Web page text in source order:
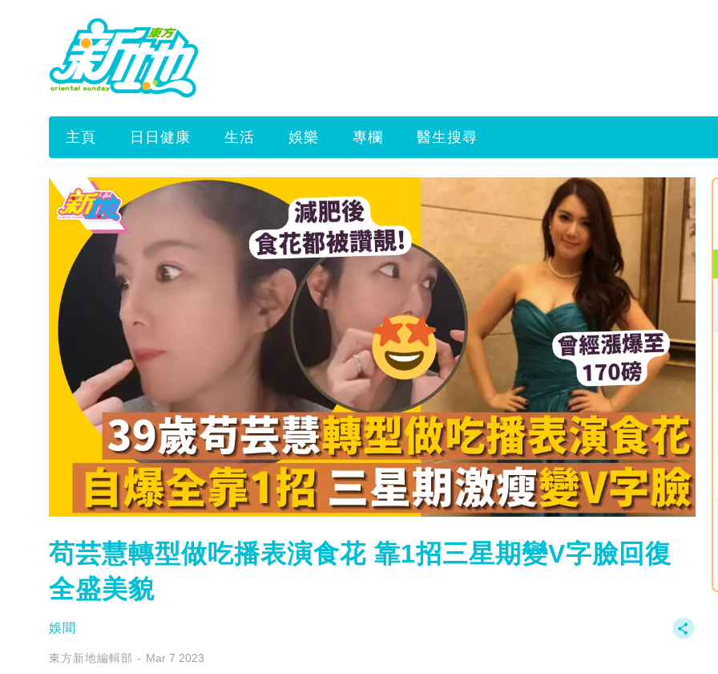
主頁 日日健康 生活 娛樂 專欄 醫生搜尋
苟芸慧轉型做吃播表演食花 靠1招三星期變V字臉回復
全盛美貌
娛聞
東方新地編輯部 Mar 7 2023